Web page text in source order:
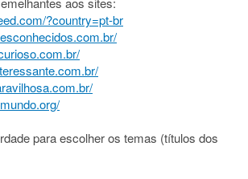
?country=pt-br
para escolher os temas (títulos dos